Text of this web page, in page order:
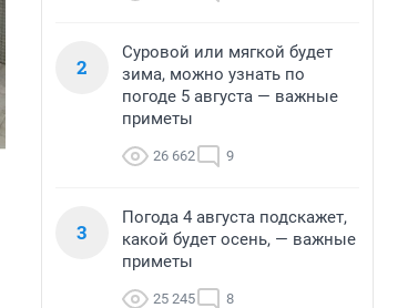
2
Суровой или мягкой будет
зима, можно узнать по
погоде 5 августа — важные
приметы
26 662 9
3
Погода 4 августа подскажет,
какой будет осень, — важные
приметы
25 245 8